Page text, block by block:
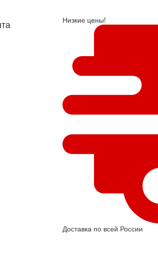
Низкие цены!
Доставка по всей России